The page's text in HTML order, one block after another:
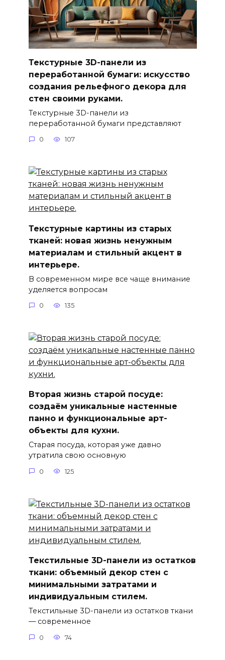
Текстурные 3D-панели из
переработанной бумаги: искусство
создания рельефного декора для
стен своими руками.
Текстурные 3D-панели из
переработанной бумаги представляют
0 107
Текстурные картины из старых
тканей: новая жизнь ненужным
материалам и стильный акцент в
интерьере.
В современном мире все чаще внимание
уделяется вопросам
0 135
Вторая жизнь старой посуде:
создаём уникальные настенные
панно и функциональные арт-
объекты для кухни.
Старая посуда, которая уже давно
утратила свою основную
0 125
Текстильные 3D-панели из остатков
ткани: объемный декор стен с
минимальными затратами и
индивидуальным стилем.
Текстильные 3D-панели из остатков ткани
— современное
0 74